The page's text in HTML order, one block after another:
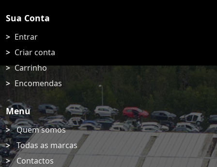
Sua Conta
Entrar
Criar conta
Carrinho
Encomendas
Menu
Quem somos
Todas as marcas
Contactos